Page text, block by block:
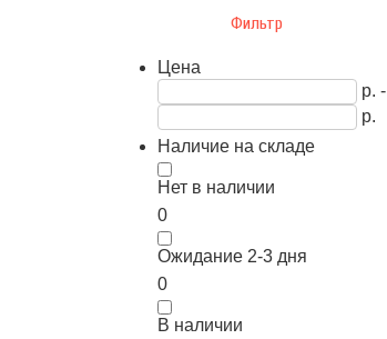
Фильтр
Цена
р. -
р.
Наличие на складе
Нет в наличии
0
Ожидание 2-3 дня
0
В наличии